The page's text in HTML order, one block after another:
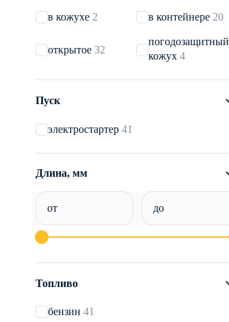
в кожухе 2 в контейнере 20
открытое 32
погодозащитный
кожух 4
Пуск
электростартер 41
Длина, мм
от до
Топливо
бензин 41